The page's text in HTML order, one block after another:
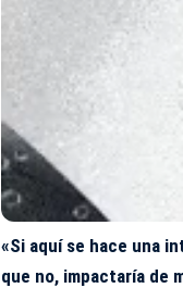
«Si aquí se hace una
que no, impactaría de